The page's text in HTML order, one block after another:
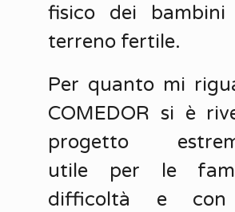
fisico dei bambini
terreno fertile.
Per quanto mi
COMEDOR si è
progetto
utile per le
difficoltà e con